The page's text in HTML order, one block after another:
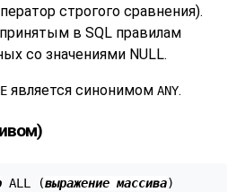
строгого сравнения).
в SQL правилам
со значениями NULL.
является синонимом ANY.
ALL (выражение массива)